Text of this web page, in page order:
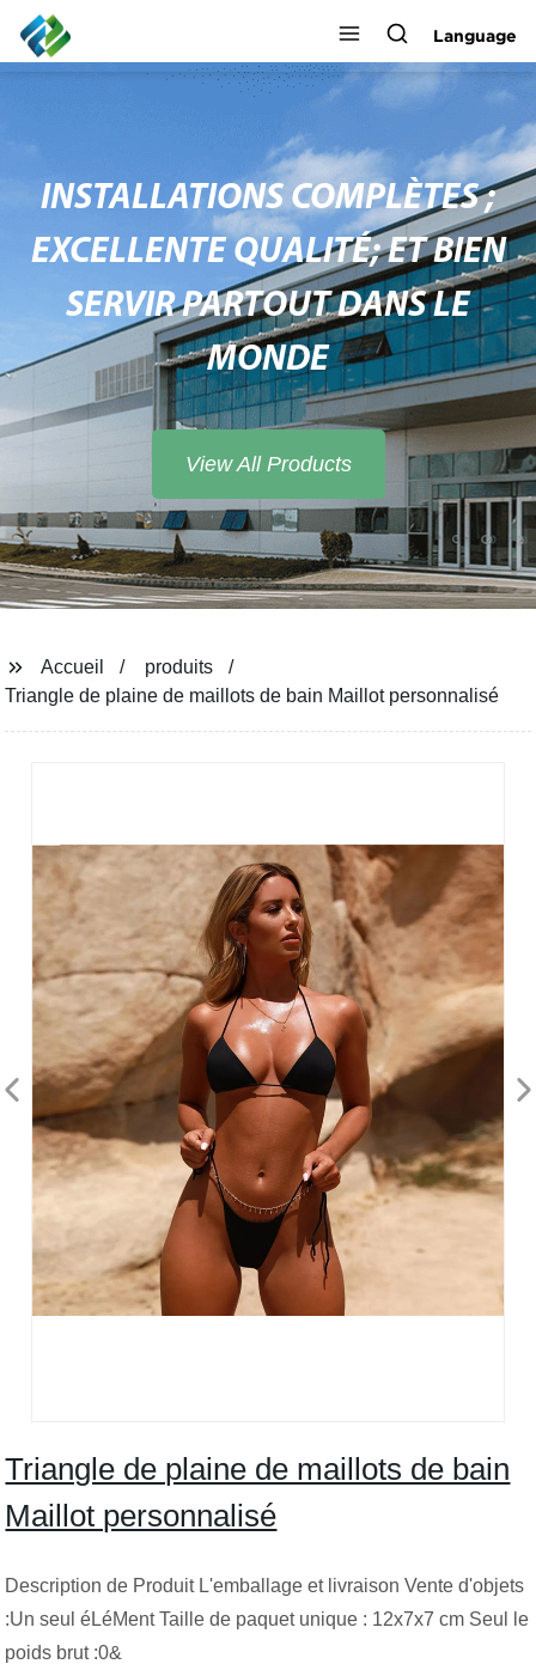
Language
INSTALLATIONS COMPLÈTES ;
EXCELLENTE QUALITÉ; ET BIEN
SERVIR PARTOUT DANS LE
MONDE
View All Products
Accueil
produits
Triangle de plaine de maillots de bain Maillot personnalisé
Triangle de plaine de maillots de bain
Maillot personnalisé
Description de Produit L'emballage et livraison Vente d'objets
:Un seul éLéMent Taille de paquet unique : 12x7x7 cm Seul le
poids brut :0&